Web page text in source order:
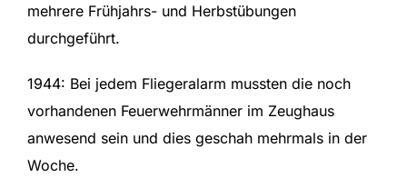
mehrere Frühjahrs- und Herbstübungen
durchgeführt.
1944: Bei jedem Fliegeralarm mussten die noch
vorhandenen Feuerwehrmänner im Zeughaus
anwesend sein und dies geschah mehrmals in der
Woche.